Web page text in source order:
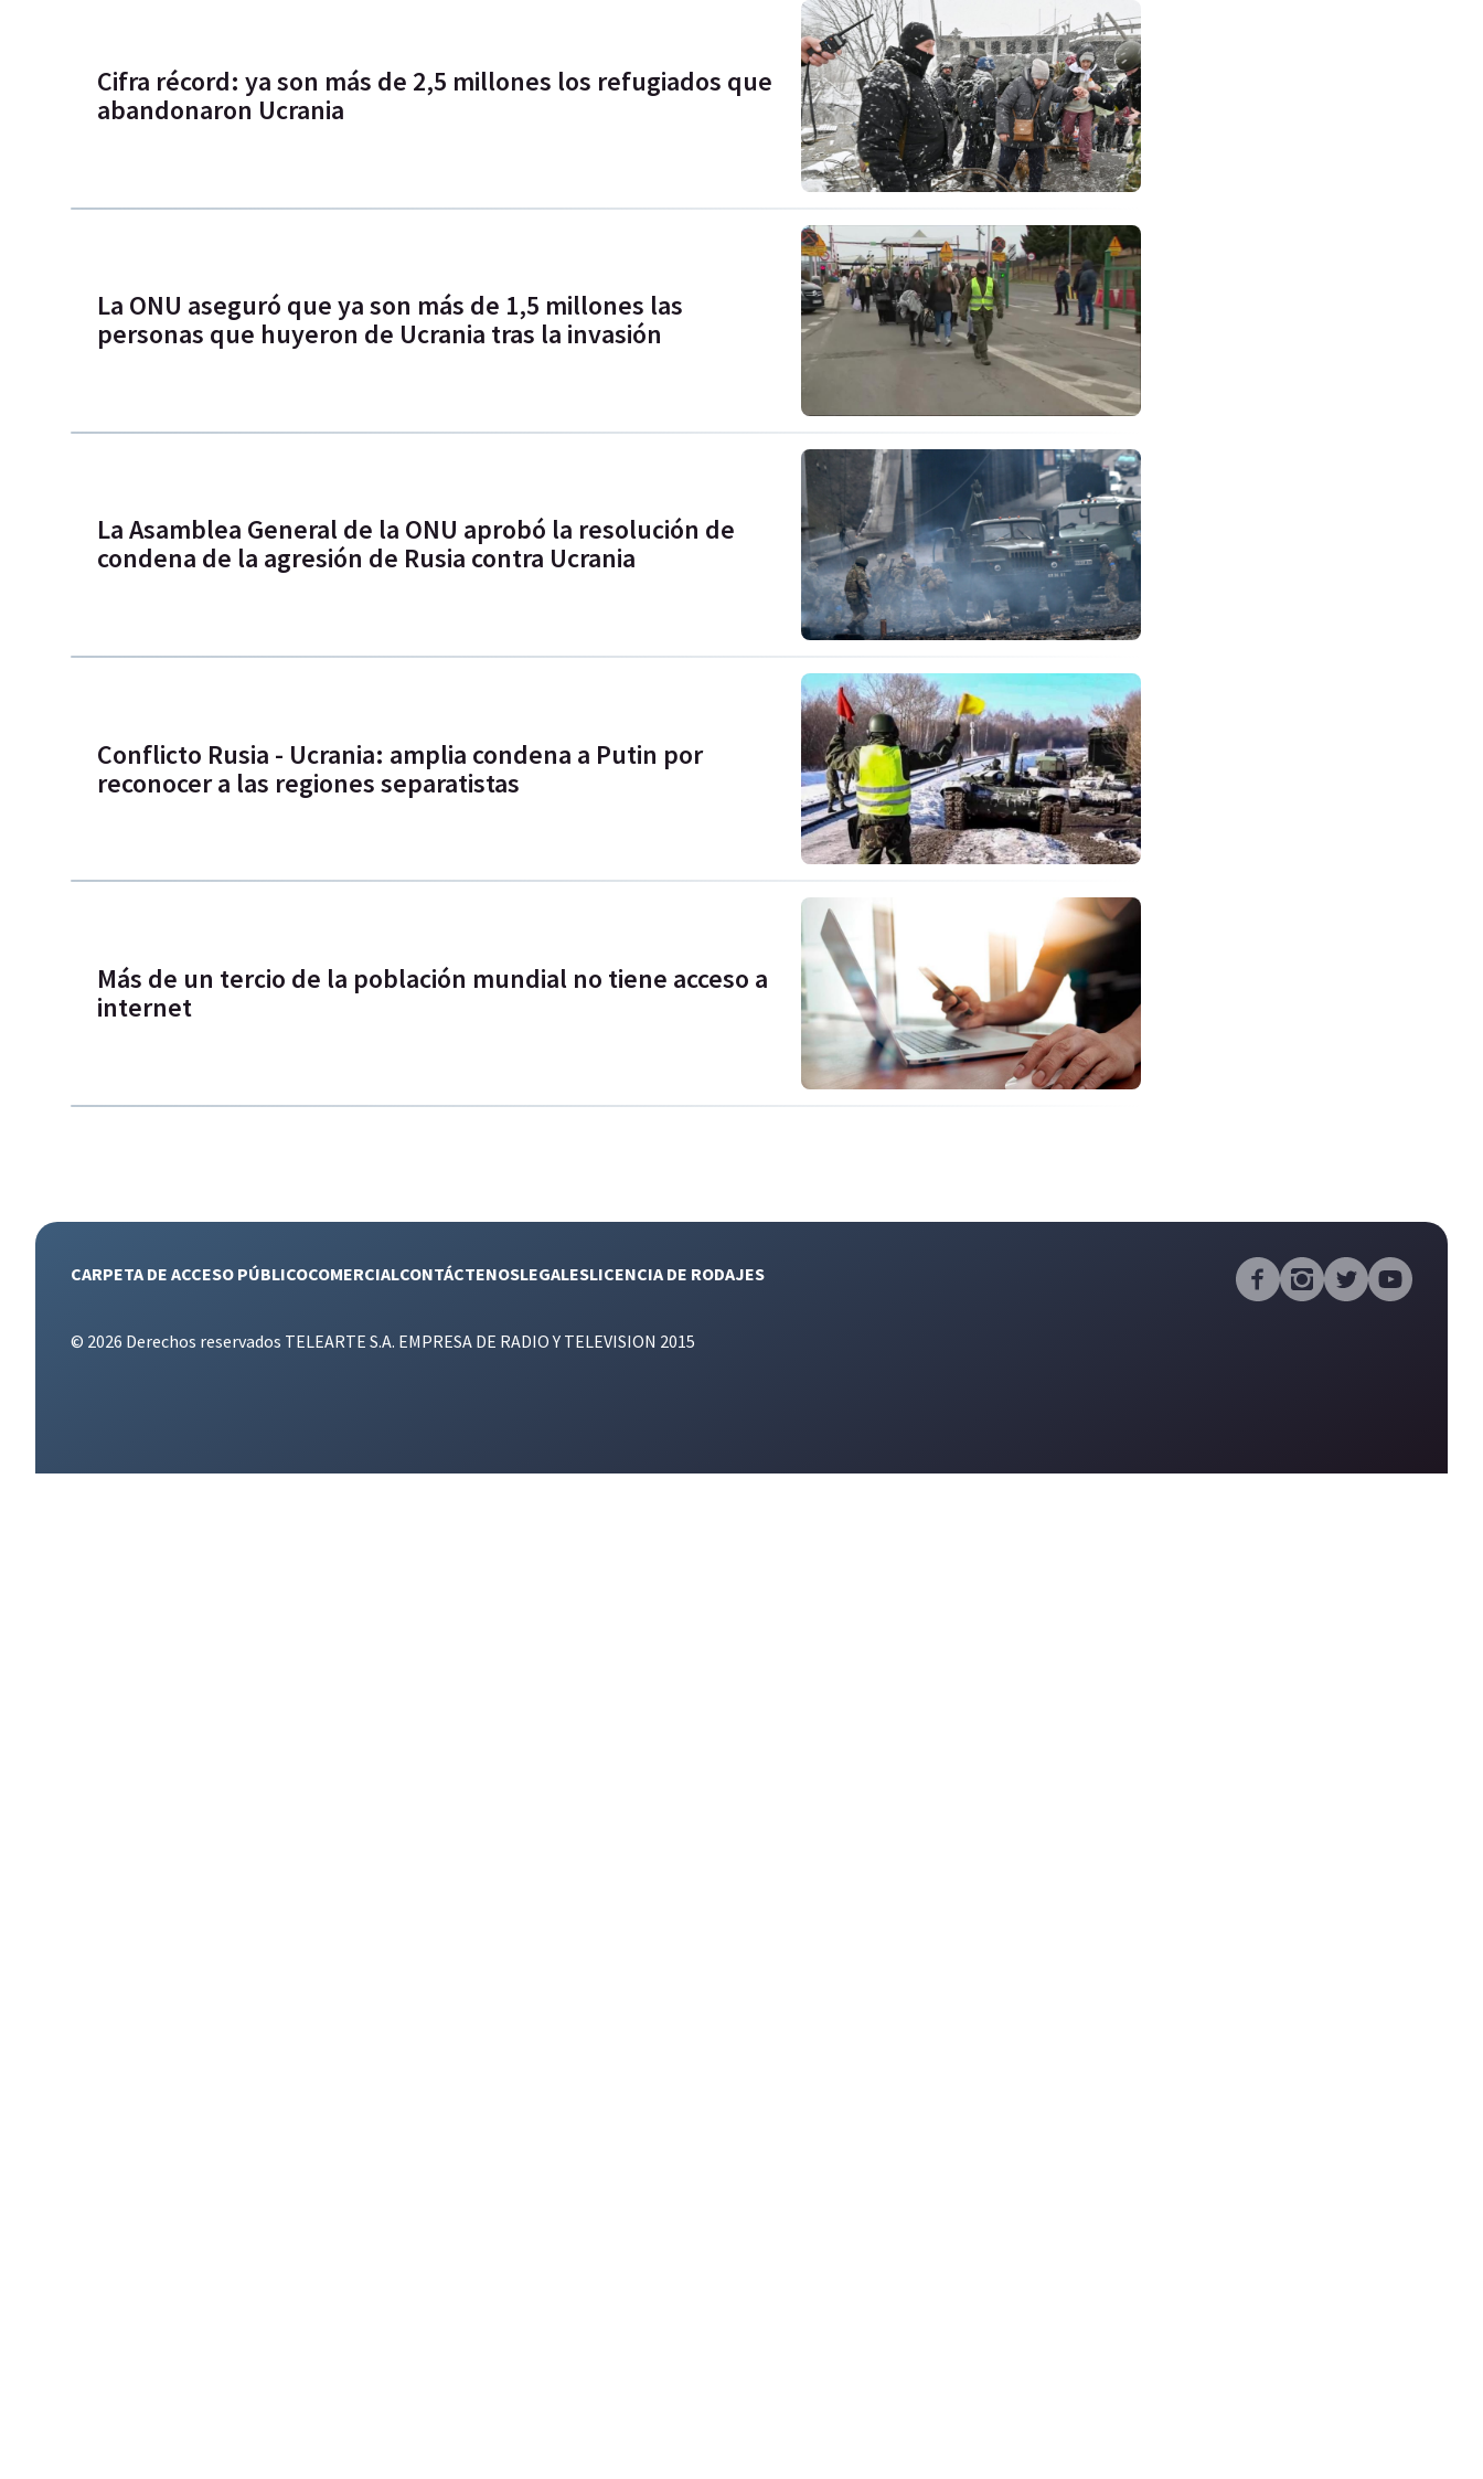
Cifra récord: ya son más de 2,5 millones los refugiados que
abandonaron Ucrania
La ONU aseguró que ya son más de 1,5 millones las
personas que huyeron de Ucrania tras la invasión
La Asamblea General de la ONU aprobó la resolución de
condena de la agresión de Rusia contra Ucrania
Conflicto Rusia - Ucrania: amplia condena a Putin por
reconocer a las regiones separatistas
Más de un tercio de la población mundial no tiene acceso a
internet
CARPETA DE ACCESO PÚBLICOCOMERCIALCONTÁCTENOSLEGALESLICENCIA DE RODAJES
© 2026 Derechos reservados TELEARTE S.A. EMPRESA DE RADIO Y TELEVISION 2015